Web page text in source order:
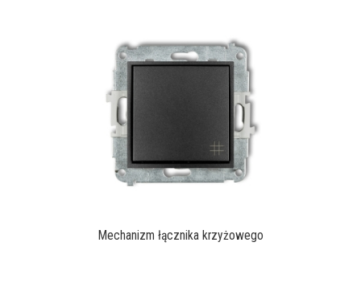
Mechanizm łącznika krzyżowego